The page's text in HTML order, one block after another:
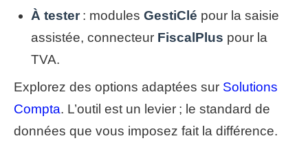
À tester: modules GestiClé pour la saisie
assistée, connecteur FiscalPlus pour la
TVA.
Explorez des options adaptées sur Solutions
Compta. L’outil est un levier ; le standard de
données que vous imposez fait la différence.